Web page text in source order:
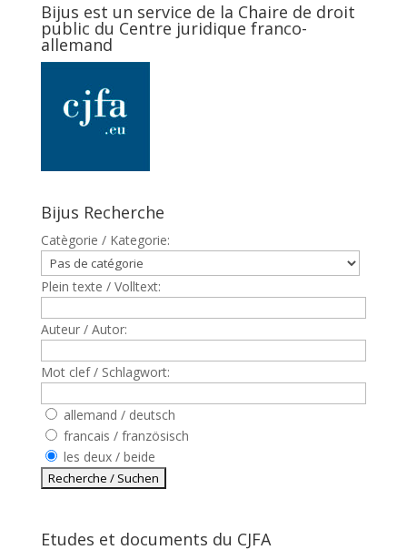
Bijus est un service de la Chaire de droit
public du Centre juridique franco-
allemand
Bijus Recherche
Catègorie / Kategorie:
Plein texte / Volltext:
Auteur / Autor:
Mot clef / Schlagwort:
allemand / deutsch
francais / französisch
les deux / beide
Etudes et documents du CJFA